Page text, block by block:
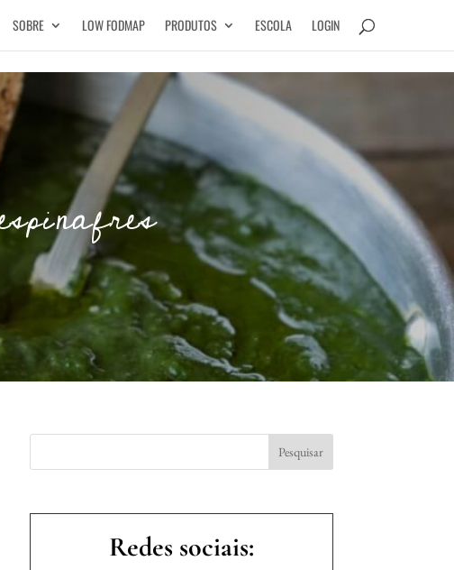
SOBRE LOW FODMAP PRODUTOS ESCOLA LOGIN
Redes sociais: